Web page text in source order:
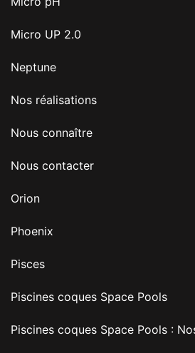
Micro UP 2.0
Neptune
Nos réalisations
Nous connaître
Nous contacter
Orion
Phoenix
Pisces
Piscines coques Space Pools
Piscines coques Space Pools :